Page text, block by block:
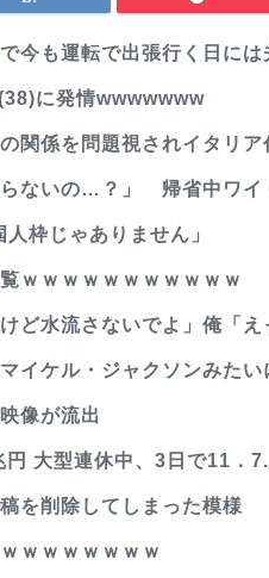
今も運転で出張行く日に
に発情wwwwwww
関係を問題視されイタリ
ないの…？」 帰省中ワイ
枠じゃありません」
ｗｗｗｗｗｗｗｗｗｗｗ
ど水流さないでよ」俺「え
イケル・ジャクソンみた
像が流出
大型連休中、3日で11．
を削除してしまった模様
ｗｗｗｗｗｗｗ